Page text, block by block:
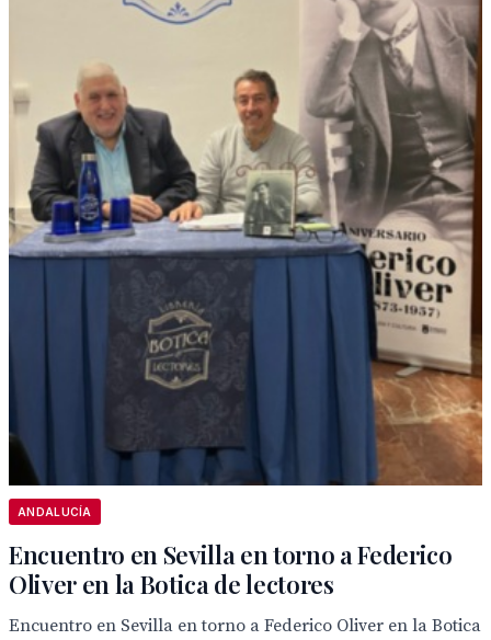
ANDALUCÍA
Encuentro en Sevilla en torno a Federico
Oliver en la Botica de lectores
Encuentro en Sevilla en torno a Federico Oliver en la Botica